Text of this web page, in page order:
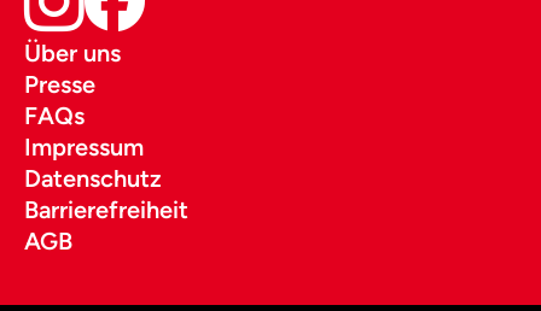
Über uns
Presse
FAQs
Impressum
Datenschutz
Barrierefreiheit
AGB